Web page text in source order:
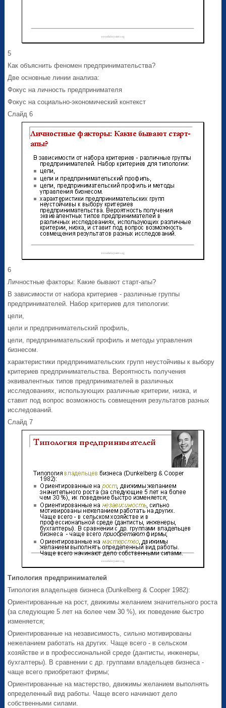
5
Как объяснить феномен предпринимательства?
Две основные линии анализа:
Фокус на личность предпринимателя
Фокус на социально-экономический контекст
Слайд 6
6
Личностные факторы: Какие бывают старт-апы?
В зависимости от набора критериев - различные группы
предпринимателей. Набор критериев для типологии:
цели,
цели и предпринимательский профиль,
цели, предпринимательский профиль и методы управления
бизнесом.
характеристики предпринимательских групп неустойчивы к выбору
критериев предпринимательства. Вероятность получения
эквивалентных типов предпринимателей в различных
исследованиях, использующих различные критерии, низка, и
ставит под вопрос возможность совмещения результатов разных
исследований.
Слайд 7
Типология предпринимателей
Типология владельцев бизнеса (Dunkelberg & Cooper 1982):
Ориентированные на рост, движимы желанием значительного роста
(за следующие 5 лет на более чем 30 %), их поведение быстро
изменяется;
Ориентированные на независимость, сильно мотивированы
нежеланием работать на других. Чаще всего - в сельском
хозяйстве и в профессиональной среде (дантисты, инженеры,
бухгалтеры). В сравнении с др. группами владельцев бизнеса -
чаще всего приобретают фирмы;
Ориентированные на мастерство, движимы желанием выполнять
определенный вид работы. Чаще всего начинают дело
собственными силами.